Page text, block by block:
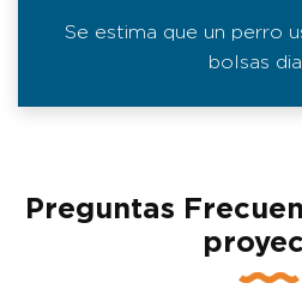
Se estima que un perro
bolsas
Preguntas